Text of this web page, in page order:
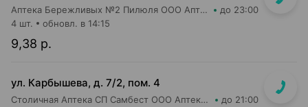
Аптека Бережливых №2 Пилюля ООО Аптека до 23:00
9,38 р.
4 шт. обновл. в 14:15
ул. Карбышева, д. 7/2, пом. 4
Столичная Аптека СП Самбест ООО Аптека №15 до 21:00